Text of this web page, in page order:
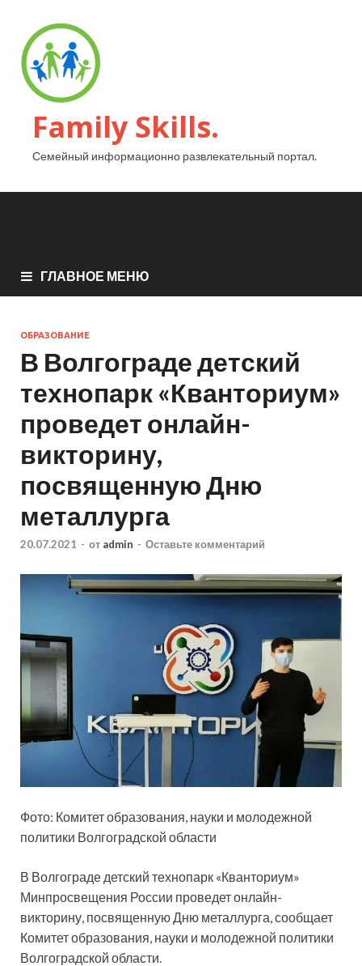
Family Skills.
Семейный информационно развлекательный портал.
ГЛАВНОЕ МЕНЮ
ОБРАЗОВАНИЕ
В Волгограде детский
технопарк «Кванториум»
проведет онлайн-
викторину,
посвященную Дню
металлурга
20.07.2021 - от admin - Оставьте комментарий
Фото: Комитет образования, науки и молодежной
политики Волгоградской области
В Волгограде детский технопарк «Кванториум»
Минпросвещения России проведет онлайн-
викторину, посвященную Дню металлурга, сообщает
Комитет образования, науки и молодежной политики
Волгоградской области.